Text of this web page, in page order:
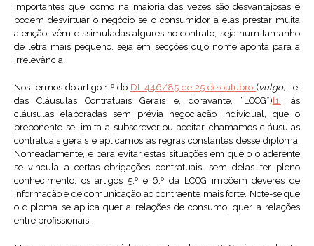
importantes que, como na maioria das vezes são desvantajosas e
podem desvirtuar o negócio se o consumidor a elas prestar muita
atenção, vêm dissimuladas algures no contrato, seja num tamanho
de letra mais pequeno, seja em secções cujo nome aponta para a
irrelevância.
Nos termos do artigo 1.º do DL 446/85 de 25 de outubro (vulgo, Lei
das Cláusulas Contratuais Gerais e, doravante, “LCCG”) [1] , às
cláusulas elaboradas sem prévia negociação individual, que o
preponente se limita a subscrever ou aceitar, chamamos cláusulas
contratuais gerais e aplicamos as regras constantes desse diploma.
Nomeadamente, e para evitar estas situações em que o o aderente
se vincula a certas obrigações contratuais, sem delas ter pleno
conhecimento, os artigos 5.º e 6.º da LCCG impõem deveres de
informação e de comunicação ao contraente mais forte. Note-se que
o diploma se aplica quer a relações de consumo, quer a relações
entre profissionais.